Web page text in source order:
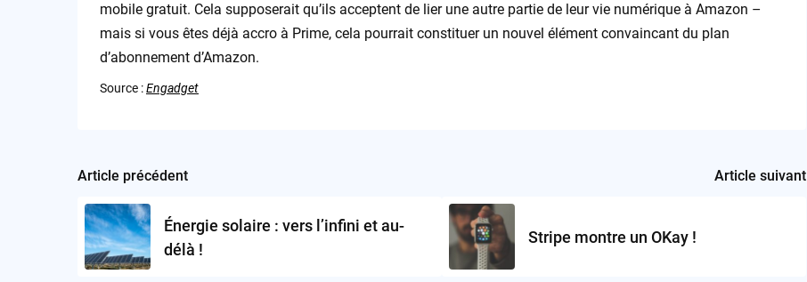
mobile gratuit. Cela supposerait qu’ils acceptent de lier une autre partie de leur vie numérique à Amazon –
mais si vous êtes déjà accro à Prime, cela pourrait constituer un nouvel élément convaincant du plan
d’abonnement d’Amazon.
Source :Engadget
Post
navigation
Article précédent
Énergie solaire : vers l’infini et au-
délà !
Article suivant
Stripe montre un OKay !